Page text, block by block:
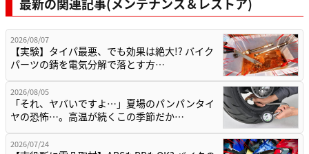
2026/08/07
【実験】タイパ最悪、でも効果は絶大!? バイク
パーツの錆を電気分解で落とす方…
2026/08/05
「それ、ヤバいですよ…」夏場のパンパンタイ
ヤの恐怖…。高温が続くこの季節だか…
2026/07/24